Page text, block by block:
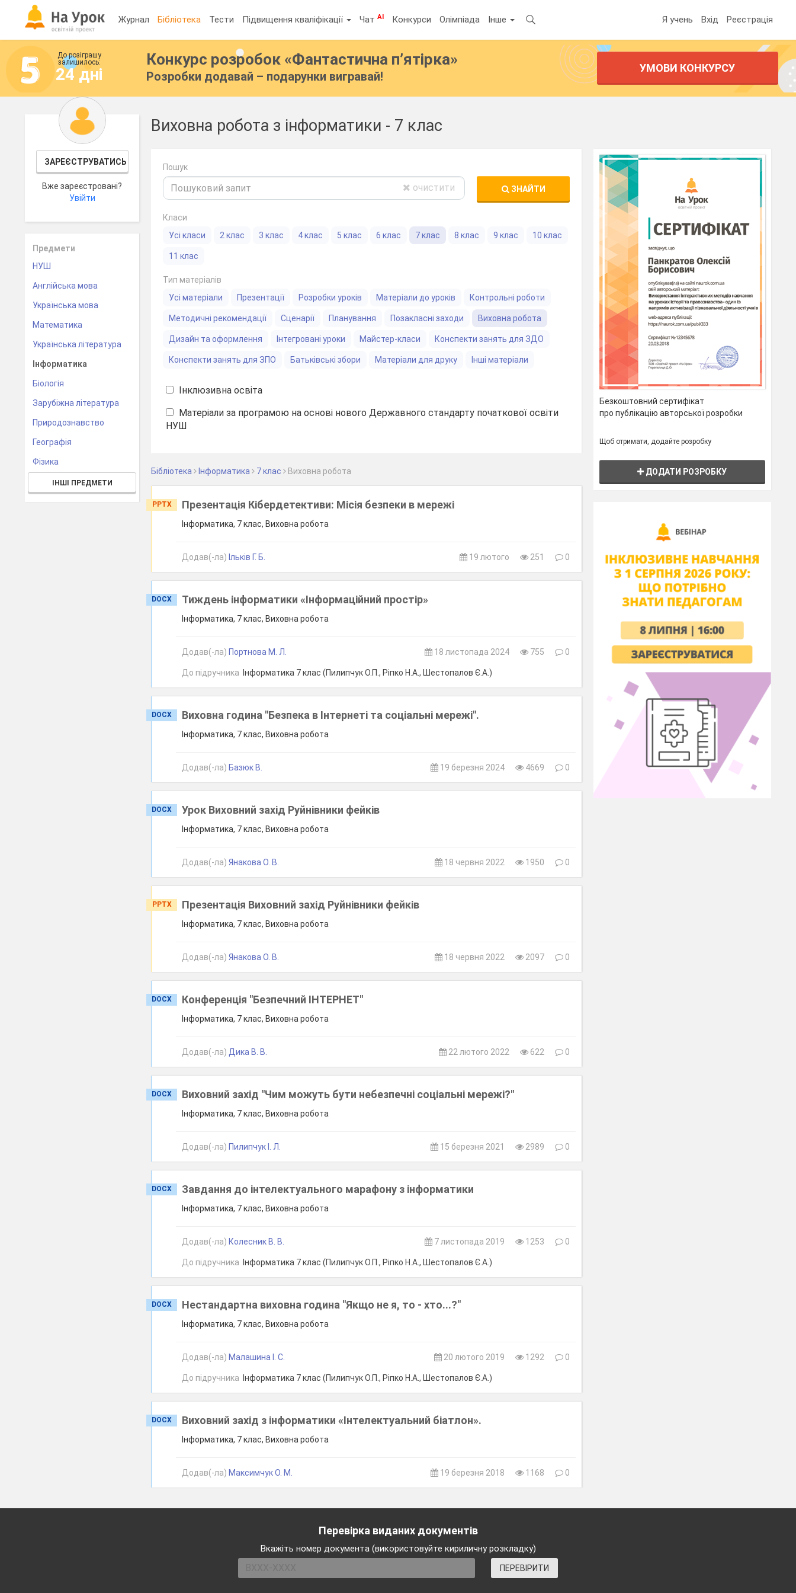
Журнал Бібліотека Тести Підвищення кваліфікації ЧатAI Конкурси Олімпіада Інше Я учень Вхід Реєстрація
До розіграшу
залишилось:
24 дні
Конкурс розробок «Фантастична п’ятірка»
Розробки додавай – подарунки вигравай!
УМОВИ КОНКУРСУ
ЗАРЕЄСТРУВАТИСЬ
Вже зареєстровані?
Увійти
Предмети
НУШ
Англійська мова
Українська мова
Математика
Українська література
Інформатика
Біологія
Зарубіжна література
Природознавство
Географія
Фізика
ІНШІ ПРЕДМЕТИ
Виховна робота з інформатики - 7 клас
Пошук
очистити ЗНАЙТИ
Класи
Усі класи
2 клас 3 клас 4 клас 5 клас 6 клас 7 клас 8 клас 9 клас 10 клас
11 клас
Тип матеріалів
Усі матеріали
Презентації Розробки уроків Матеріали до уроків Контрольні роботи
Методичні рекомендації Сценарії Планування Позакласні заходи Виховна робота
Дизайн та оформлення Інтегровані уроки Майстер-класи Конспекти занять для ЗДО
Конспекти занять для ЗПО Батьківські збори Матеріали для друку Інші матеріали
Інклюзивна освіта
Матеріали за програмою на основі нового Державного стандарту початкової освіти
НУШ
Бібліотека Інформатика 7 клас Виховна робота
PPTX Презентація Кібердетективи: Місія безпеки в мережі
Інформатика, 7 клас, Виховна робота
Додав(-ла) Ільків Г. Б. 19 лютого 251 0
DOCX Тиждень інформатики «Інформаційний простір»
Інформатика, 7 клас, Виховна робота
Додав(-ла) Портнова М. Л. 18 листопада 2024 755 0
До підручника Інформатика 7 клас (Пилипчук О.П., Ріпко Н.А., Шестопалов Є.А.)
DOCX Виховна година "Безпека в Інтернеті та соціальні мережі".
Інформатика, 7 клас, Виховна робота
Додав(-ла) Базюк В. 19 березня 2024 4669 0
DOCX Урок Виховний захід Руйнівники фейків
Інформатика, 7 клас, Виховна робота
Додав(-ла)Янакова О. В. 18 червня 2022 1950 0
PPTX Презентація Виховний захід Руйнівники фейків
Інформатика, 7 клас, Виховна робота
Додав(-ла)Янакова О. В. 18 червня 2022 2097 0
DOCX Конференція "Безпечний ІНТЕРНЕТ"
Інформатика, 7 клас, Виховна робота
Додав(-ла) Дика В. В. 22 лютого 2022 622 0
DOCX Виховний захід "Чим можуть бути небезпечні соціальні мережі?"
Інформатика, 7 клас, Виховна робота
Додав(-ла) Пилипчук І. Л. 15 березня 2021 2989 0
DOCX Завдання до інтелектуального марафону з інформатики
Інформатика, 7 клас, Виховна робота
Додав(-ла) Колесник В. В. 7 листопада 2019 1253 0
До підручника Інформатика 7 клас (Пилипчук О.П., Ріпко Н.А., Шестопалов Є.А.)
DOCX Нестандартна виховна година "Якщо не я, то - хто...?"
Інформатика, 7 клас, Виховна робота
Додав(-ла) Малашина І. С. 20 лютого 2019 1292 0
До підручника Інформатика 7 клас (Пилипчук О.П., Ріпко Н.А., Шестопалов Є.А.)
DOCX Виховний захід з інформатики «Інтелектуальний біатлон».
Інформатика, 7 клас, Виховна робота
Додав(-ла) Максимчук О. М. 19 березня 2018 1168 0
Безкоштовний сертифікат
про публікацію авторської розробки
Щоб отримати, додайте розробку
ДОДАТИ РОЗРОБКУ
Перевірка виданих документів
Вкажіть номер документа (використовуйте кириличну розкладку)
ПЕРЕВІРИТИ